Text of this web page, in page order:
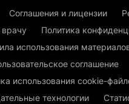
Соглашения и лицензии
Политика
использования
соглашение
использования cookie-
технологии